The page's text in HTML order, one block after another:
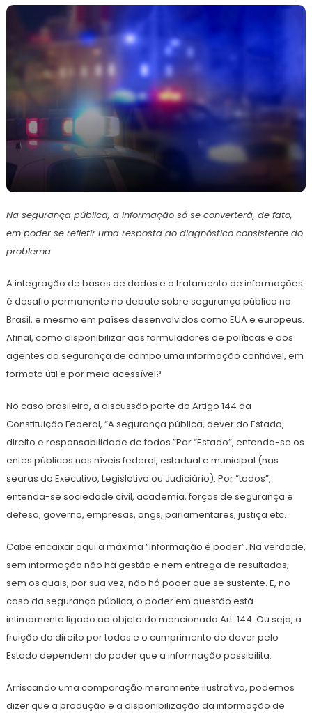
março
de
Na segurança pública, a informação só se converterá, de fato,
em poder se refletir uma resposta ao diagnóstico consistente do
problema
A integração de bases de dados e o tratamento de informações
é desafio permanente no debate sobre segurança pública no
Brasil, e mesmo em países desenvolvidos como EUA e europeus.
Afinal, como disponibilizar aos formuladores de políticas e aos
agentes da segurança de campo uma informação confiável, em
formato útil e por meio acessível?
No caso brasileiro, a discussão parte do Artigo 144 da
Constituição Federal, “A segurança pública, dever do Estado,
direito e responsabilidade de todos.”Por “Estado”, entenda-se os
entes públicos nos níveis federal, estadual e municipal (nas
searas do Executivo, Legislativo ou Judiciário). Por “todos”,
entenda-se sociedade civil, academia, forças de segurança e
defesa, governo, empresas, ongs, parlamentares, justiça etc.
Cabe encaixar aqui a máxima “informação é poder”. Na verdade,
sem informação não há gestão e nem entrega de resultados,
sem os quais, por sua vez, não há poder que se sustente. E, no
caso da segurança pública, o poder em questão está
intimamente ligado ao objeto do mencionado Art. 144. Ou seja, a
fruição do direito por todos e o cumprimento do dever pelo
Estado dependem do poder que a informação possibilita.
Arriscando uma comparação meramente ilustrativa, podemos
dizer que a produção e a disponibilização da informação de